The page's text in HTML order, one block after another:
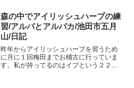
に折れて橋を渡り川沿いに細い道を歩き
ます。お寺の情報■...
森の中でアイリッシュハープの練
習/アルパとアルパカ/池田市五月
山/日記
昨年からアイリッシュハープを習うため
に月に１回梅田までお稽古に行っていま
す。私が持ってるのはイブという２２弦